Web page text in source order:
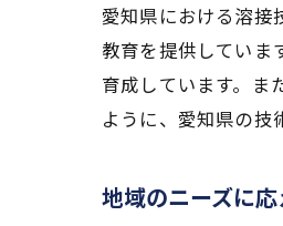
愛知県における溶接
教育を提供していま
育成しています。ま
ように、愛知県の技
地域のニーズに